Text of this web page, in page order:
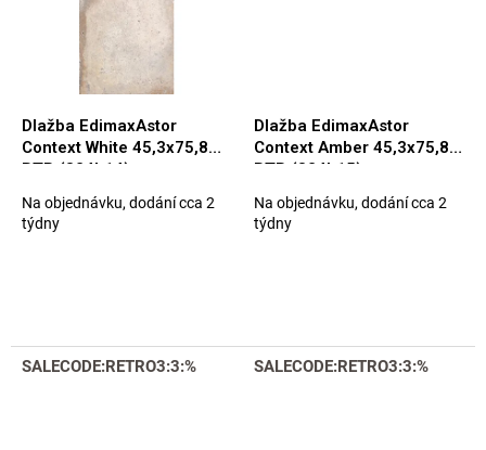
Dlažba EdimaxAstor
Context White 45,3x75,8
BTR (824L14)
Na objednávku, dodání cca 2
týdny
Dlažba EdimaxAstor
Context Amber 45,3x75,8
BTR (824L15)
Na objednávku, dodání cca 2
týdny
SALECODE:RETRO3:3:% SALECODE:RETRO3:3:%